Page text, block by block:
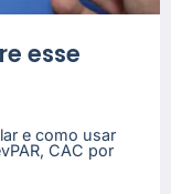
esse
e como usar
CAC por